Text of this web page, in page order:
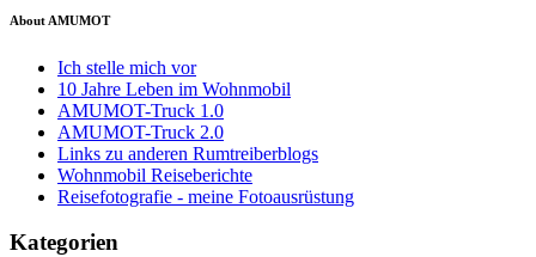
About AMUMOT
Ich stelle mich vor
10 Jahre Leben im Wohnmobil
AMUMOT-Truck 1.0
AMUMOT-Truck 2.0
Links zu anderen Rumtreiberblogs
Wohnmobil Reiseberichte
Reisefotografie - meine Fotoausrüstung
Kategorien